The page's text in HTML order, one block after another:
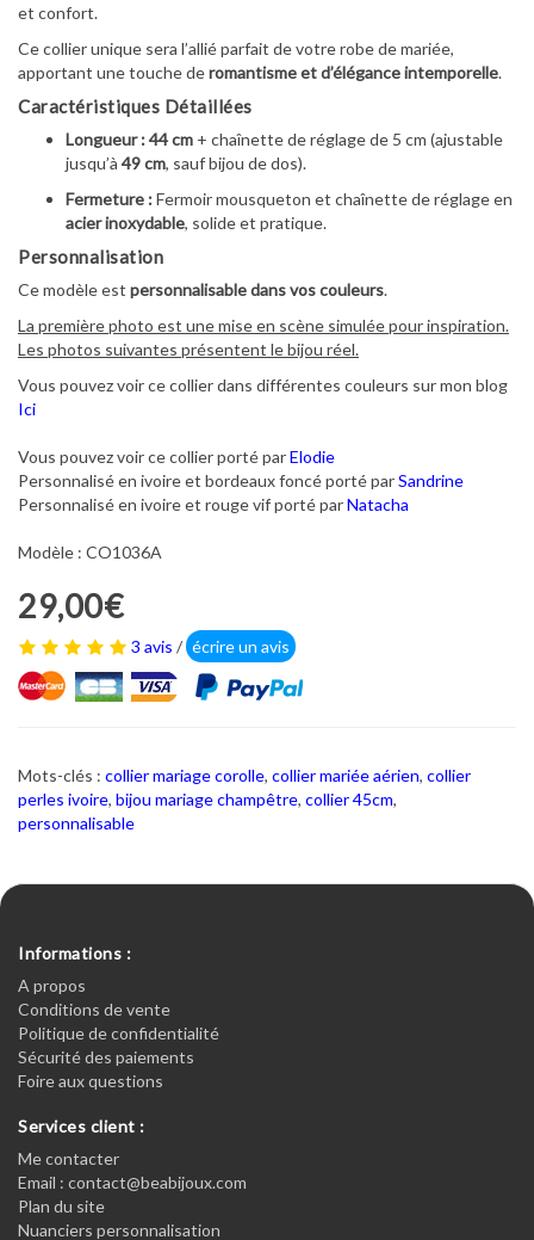
et confort.
Ce collier unique sera l’allié parfait de votre robe de mariée,
apportant une touche deromantisme et d’élégance intemporelle.
Caractéristiques Détaillées
Longueur :44 cm + chaînette de réglage de 5 cm (ajustable
jusqu’à 49 cm, sauf bijou de dos).
Fermeture :Fermoir mousqueton et chaînette de réglage en
acier inoxydable, solide et pratique.
Personnalisation
Ce modèle est personnalisable dans vos couleurs.
La première photo est une mise en scène simulée pour inspiration.
Les photos suivantes présentent le bijou réel.
Vous pouvez voir ce collier dans différentes couleurs sur mon blog
Ici
Vous pouvez voir ce collier porté parElodie
Personnalisé en ivoire et bordeaux foncé porté parSandrine
Personnalisé en ivoire et rouge vif porté parNatacha
Modèle : CO1036A
29,00€
3 avis / écrire un avis
Mots-clés : collier mariage corolle, collier mariée aérien, collier
perles ivoire, bijou mariage champêtre, collier 45cm,
personnalisable
Informations :
A propos
Conditions de vente
Politique de confidentialité
Sécurité des paiements
Foire aux questions
Services client :
Me contacter
Email : contact@beabijoux.com
Plan du site
Nuanciers personnalisation